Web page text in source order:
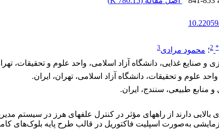
*
2؛ محمود مرادی3
غذایی، دانشگاه آزاد اسلامی، واحد علوم و تحقیقات،
علوم و تحقیقات، دانشگاه آزاد اسلامی، تهران، ایران.
منابع طبیعی، سنندج، ایران.
بالایی دارند از راه­های مؤثر در کنترل علف­های هرز در
به‌صورت اسپلیت فاکتوریل در قالب طرح پایه بلوک‌های